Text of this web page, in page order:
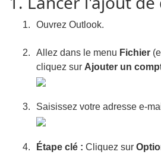
Ouvrez Outlook.
Allez dans le menu Fichier
cliquez sur Ajouter un
Saisissez votre adresse e-
Étape clé : Cliquez sur